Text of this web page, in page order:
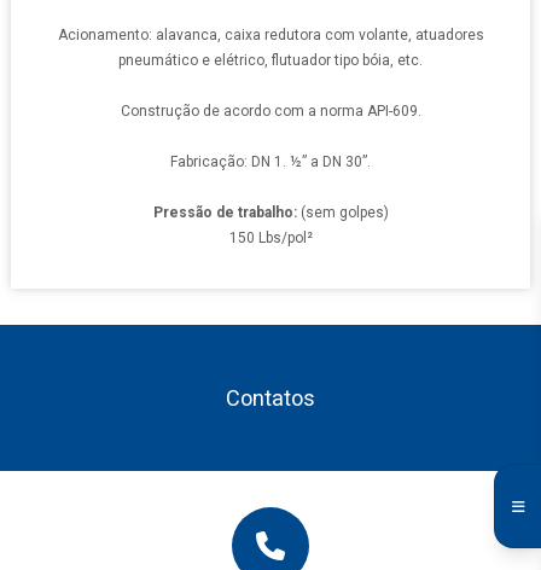
Acionamento: alavanca, caixa redutora com volante, atuadores
pneumático e elétrico, flutuador tipo bóia, etc.
Construção de acordo com a norma API-609.
Fabricação: DN 1. ½” a DN 30”.
Pressão de trabalho:(sem golpes)
150 Lbs/pol²
Contatos